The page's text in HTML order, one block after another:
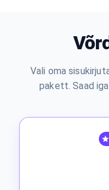
Vali oma
pakett. Saad